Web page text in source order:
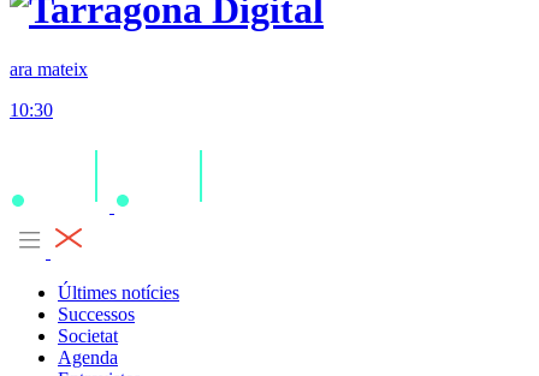
ara mateix
10:30
Últimes notícies
Successos
Societat
Agenda